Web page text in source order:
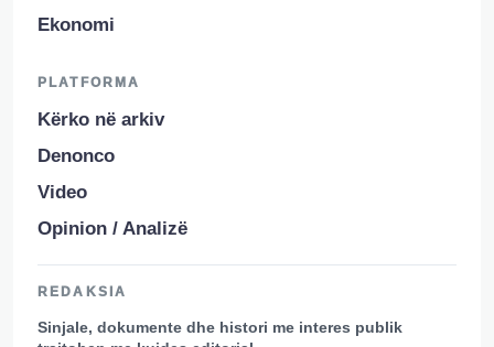
Ekonomi
PLATFORMA
Kërko në arkiv
Denonco
Video
Opinion / Analizë
REDAKSIA
Sinjale, dokumente dhe histori me interes publik